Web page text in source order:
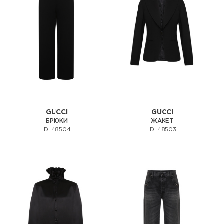
GUCCI
БРЮКИ
ID: 48504
GUCCI
ЖАКЕТ
ID: 48503